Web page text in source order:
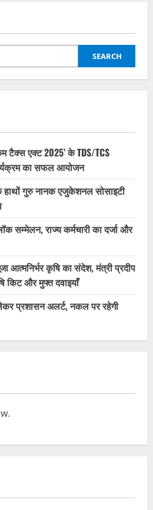
SEARCH
टैक्स एक्ट 2025’ के TDS/TCS
का सफल आयोजन
हाथों गुरु नानक एजुकेशनल सोसाइटी
सम्मेलन, राज्य कर्मचारी का दर्जा और
आत्मनिर्भर कृषि का संदेश, मंत्री प्रदीप
किट और मुफ्त दवाइयाँ
प्रशासन अलर्ट, नकल पर रहेगी